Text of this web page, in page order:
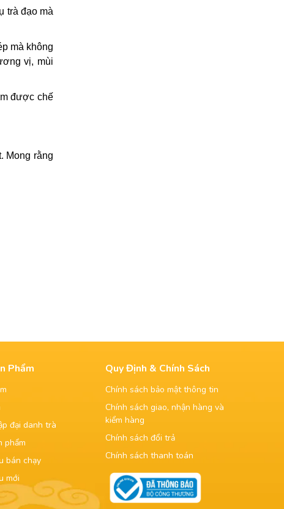
trà đạo mà
mà không
vị, mùi
được chế
Mong rằng
Phẩm
đại danh trà
phẩm
bán chạy
mới
Quy Định & Chính Sách
Chính sách bảo mật thông tin
Chính sách giao, nhận hàng và
kiểm hàng
Chính sách đổi trả
Chính sách thanh toán